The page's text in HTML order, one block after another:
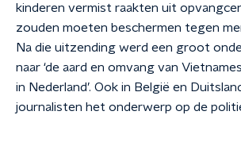
kinderen vermist raakten uit
zouden moeten beschermen tegen
Na die uitzending werd een groot
naar ‘de aard en omvang van
in Nederland’. Ook in België en
journalisten het onderwerp op de